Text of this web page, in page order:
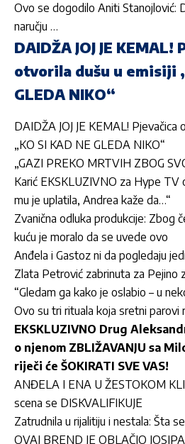
Ovo se dogodilo Aniti Stanojlović:
naručju …
DAIDŽA JOJ JE KEMAL!
otvorila dušu u emisiji
GLEDA NIKO“
DAIDŽA JOJ JE KEMAL! Pjevačica
„KO SI KAD NE GLEDA NIKO“
„GAZI PREKO MRTVIH ZBOG
Karić EKSKLUZIVNO za Hype TV
mu je uplatila, Andrea kaže da…“
Zvanična odluka produkcije: Zbog
kuću je moralo da se uvede ovo
Anđela i Gastoz ni da pogledaju
Zlata Petrović zabrinuta za Pejino
“Gledam ga kako je oslabio – u
Ovo su tri rituala koja sretni parovi
EKSKLUZIVNO Drug
o njenom ZBLIŽAVANJU sa
riječi će ŠOKIRATI SVE VAS!
ANĐELA I ENA U ŽESTOKOM
scena se DISKVALIFIKUJE
Zatrudnila u rijalitiju i nestala: Šta
OVAJ BREND JE OBLAČIO